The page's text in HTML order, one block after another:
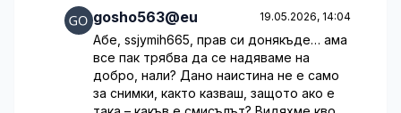
gosho563@eu 19.05.2026, 14:04
Абе, ssjymih665, прав си донякъде… ама
все пак трябва да се надяваме на
добро, нали? Дано наистина не е само
за снимки, както казваш, защото ако е